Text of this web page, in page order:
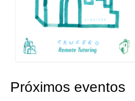
Próximos eventos